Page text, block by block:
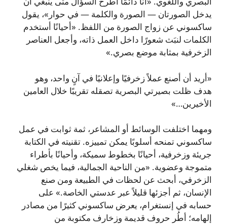
يدخل الصورتان — الصورة والكلمة — في حوار»، يقول
ساكسوني عن زواج الصورة من اللفظ. «أحيانًا أستخدم
الكلمات لنبَث شعورًا داخل العمل ذاته، وأجعل العناصر
الزخرفية بمثابة موضع بصري.»
«أريد أن أصنع عملاً زخرفيًا وإعلانيًا في آنٍ واحد، وهو
هدف ظلت بصيرتي البصرية تصقله تقريبًا خلال العامين
الأخيرين…»
ومهما اختلفت الوسائط أو المشاعر، ثمة ثوابت في عمل
ساكسوني تمنحه أسلوبًا يمكن تمييزه. تقنيته في الكتابة
جريئة وزخرفية، أحيانًا بخطوط سميكة، وأحيانًا بأطراء
متموجة وعضوية. «من الناحية الجمالية، فيما يخص شغلي
الزخرفي، أبحث عن لحظات في الطبيعة ومن صنع
الإنسان، ثم أجزئها قليلاً عبر عدستي الخاصة.» على
حسابه في إنستغرام، يعرض ساكسوني كثيرًا من مصادر
إلهامه؛ أطُر حروف قديمة وزخارف مكتوبة من